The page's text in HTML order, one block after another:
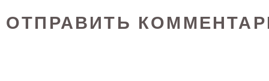
ОТПРАВИТЬ